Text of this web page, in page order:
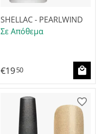
SHELLAC - PEARLWIND
Σε Απόθεμα
€1950